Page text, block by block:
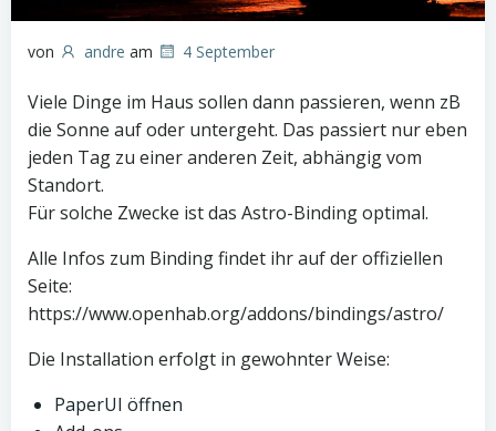
von andre am 4 September
Viele Dinge im Haus sollen dann passieren, wenn zB
die Sonne auf oder untergeht. Das passiert nur eben
jeden Tag zu einer anderen Zeit, abhängig vom
Standort.
Für solche Zwecke ist das Astro-Binding optimal.
Alle Infos zum Binding findet ihr auf der offiziellen
Seite:
https://www.openhab.org/addons/bindings/astro/
Die Installation erfolgt in gewohnter Weise:
PaperUI öffnen